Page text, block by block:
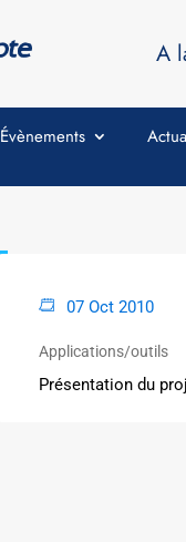
A
Évènements
07 Oct 2010
Applications/outils
Présentation du